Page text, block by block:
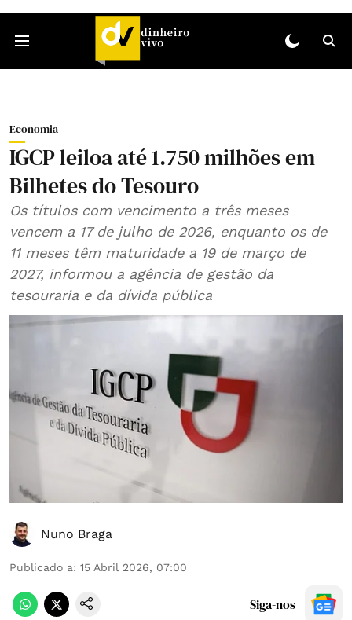
Economia
IGCP leiloa até 1.750 milhões em
Bilhetes do Tesouro
Os títulos com vencimento a três meses
vencem a 17 de julho de 2026, enquanto os de
11 meses têm maturidade a 19 de março de
2027, informou a agência de gestão da
tesouraria e da dívida pública
Nuno Braga
Publicado a: 15 Abril 2026, 07:00
Siga-nos